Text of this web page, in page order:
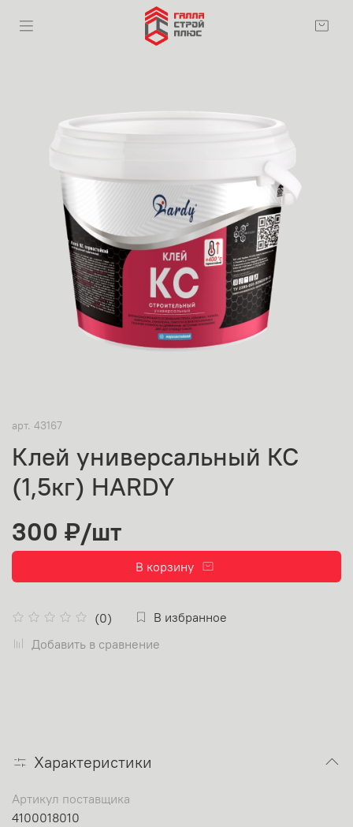
арт. 43167
Клей универсальный КС
(1,5кг) HARDY
(0)
В избранное
Добавить в сравнение
300 ₽/шт
В корзину
Характеристики
Артикул поставщика
4100018010